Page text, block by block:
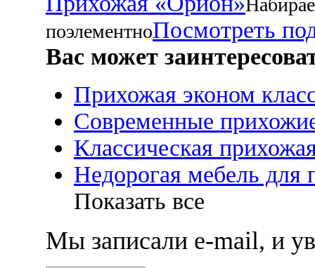
поэлементноПосмотреть
Вас может
Прихожая эконом
Современные
Классическая
Недорогая мебель для
Показать все
Мы записали e-mail, и